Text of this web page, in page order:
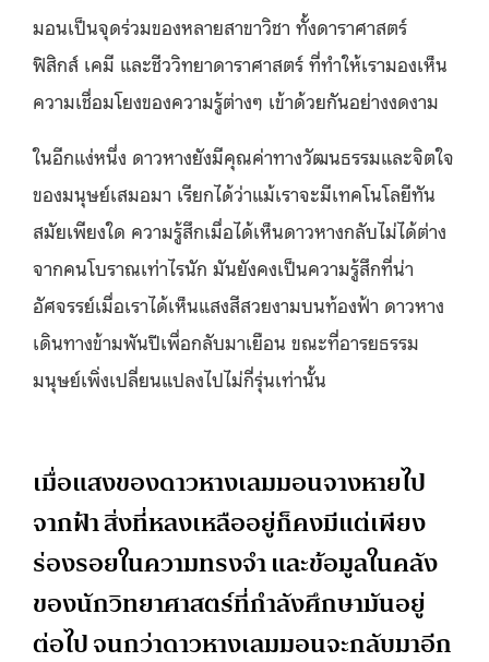
มอนเป็นจุดร่วมของหลายสาขาวิชา ทั้งดาราศาสตร์
ฟิสิกส์ เคมี และชีววิทยาดาราศาสตร์ ที่ทำให้เรามองเห็น
ความเชื่อมโยงของความรู้ต่างๆ เข้าด้วยกันอย่างงดงาม
ในอีกแง่หนึ่ง ดาวหางยังมีคุณค่าทางวัฒนธรรมและจิตใจ
ของมนุษย์เสมอมา เรียกได้ว่าแม้เราจะมีเทคโนโลยีทัน
สมัยเพียงใด ความรู้สึกเมื่อได้เห็นดาวหางกลับไม่ได้ต่าง
จากคนโบราณเท่าไรนัก มันยังคงเป็นความรู้สึกที่น่า
อัศจรรย์เมื่อเราได้เห็นแสงสีสวยงามบนท้องฟ้า ดาวหาง
เดินทางข้ามพันปีเพื่อกลับมาเยือน ขณะที่อารยธรรม
มนุษย์เพิ่งเปลี่ยนแปลงไปไม่กี่รุ่นเท่านั้น
เมื่อแสงของดาวหางเลมมอนจางหายไป
จากฟ้า สิ่งที่หลงเหลืออยู่ก็คงมีแต่เพียง
ร่องรอยในความทรงจำ และข้อมูลในคลัง
ของนักวิทยาศาสตร์ที่กำลังศึกษามันอยู่
ต่อไป จนกว่าดาวหางเลมมอนจะกลับมาอีก